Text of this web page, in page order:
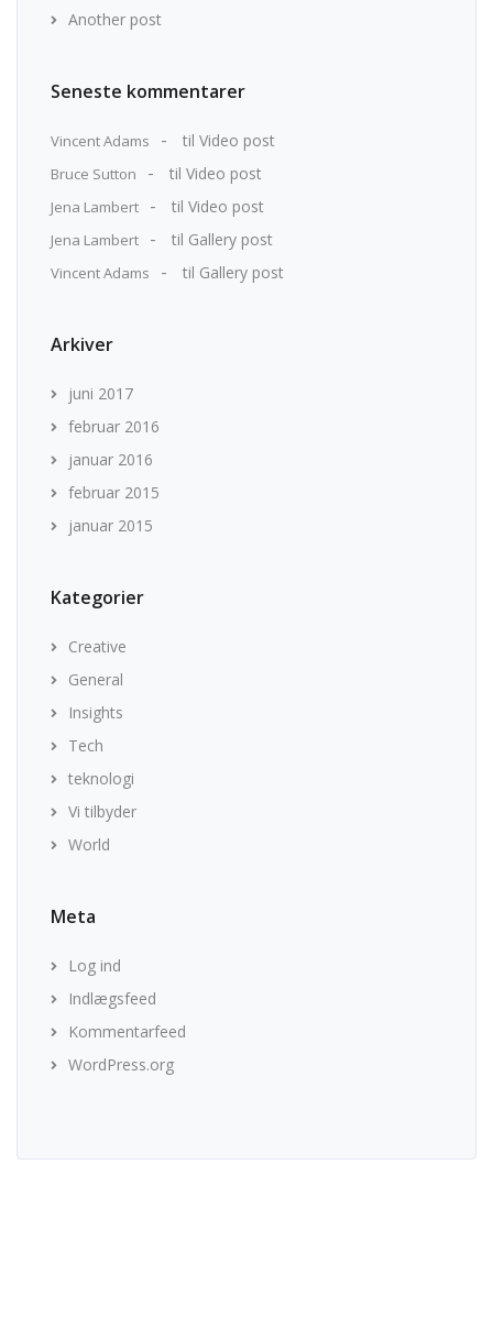
Another post
Seneste kommentarer
Vincent Adams til Video post
Bruce Sutton til Video post
Jena Lambert til Video post
Jena Lambert til Gallery post
Vincent Adams til Gallery post
Arkiver
juni 2017
februar 2016
januar 2016
februar 2015
januar 2015
Kategorier
Creative
General
Insights
Tech
teknologi
Vi tilbyder
World
Meta
Log ind
Indlægsfeed
Kommentarfeed
WordPress.org